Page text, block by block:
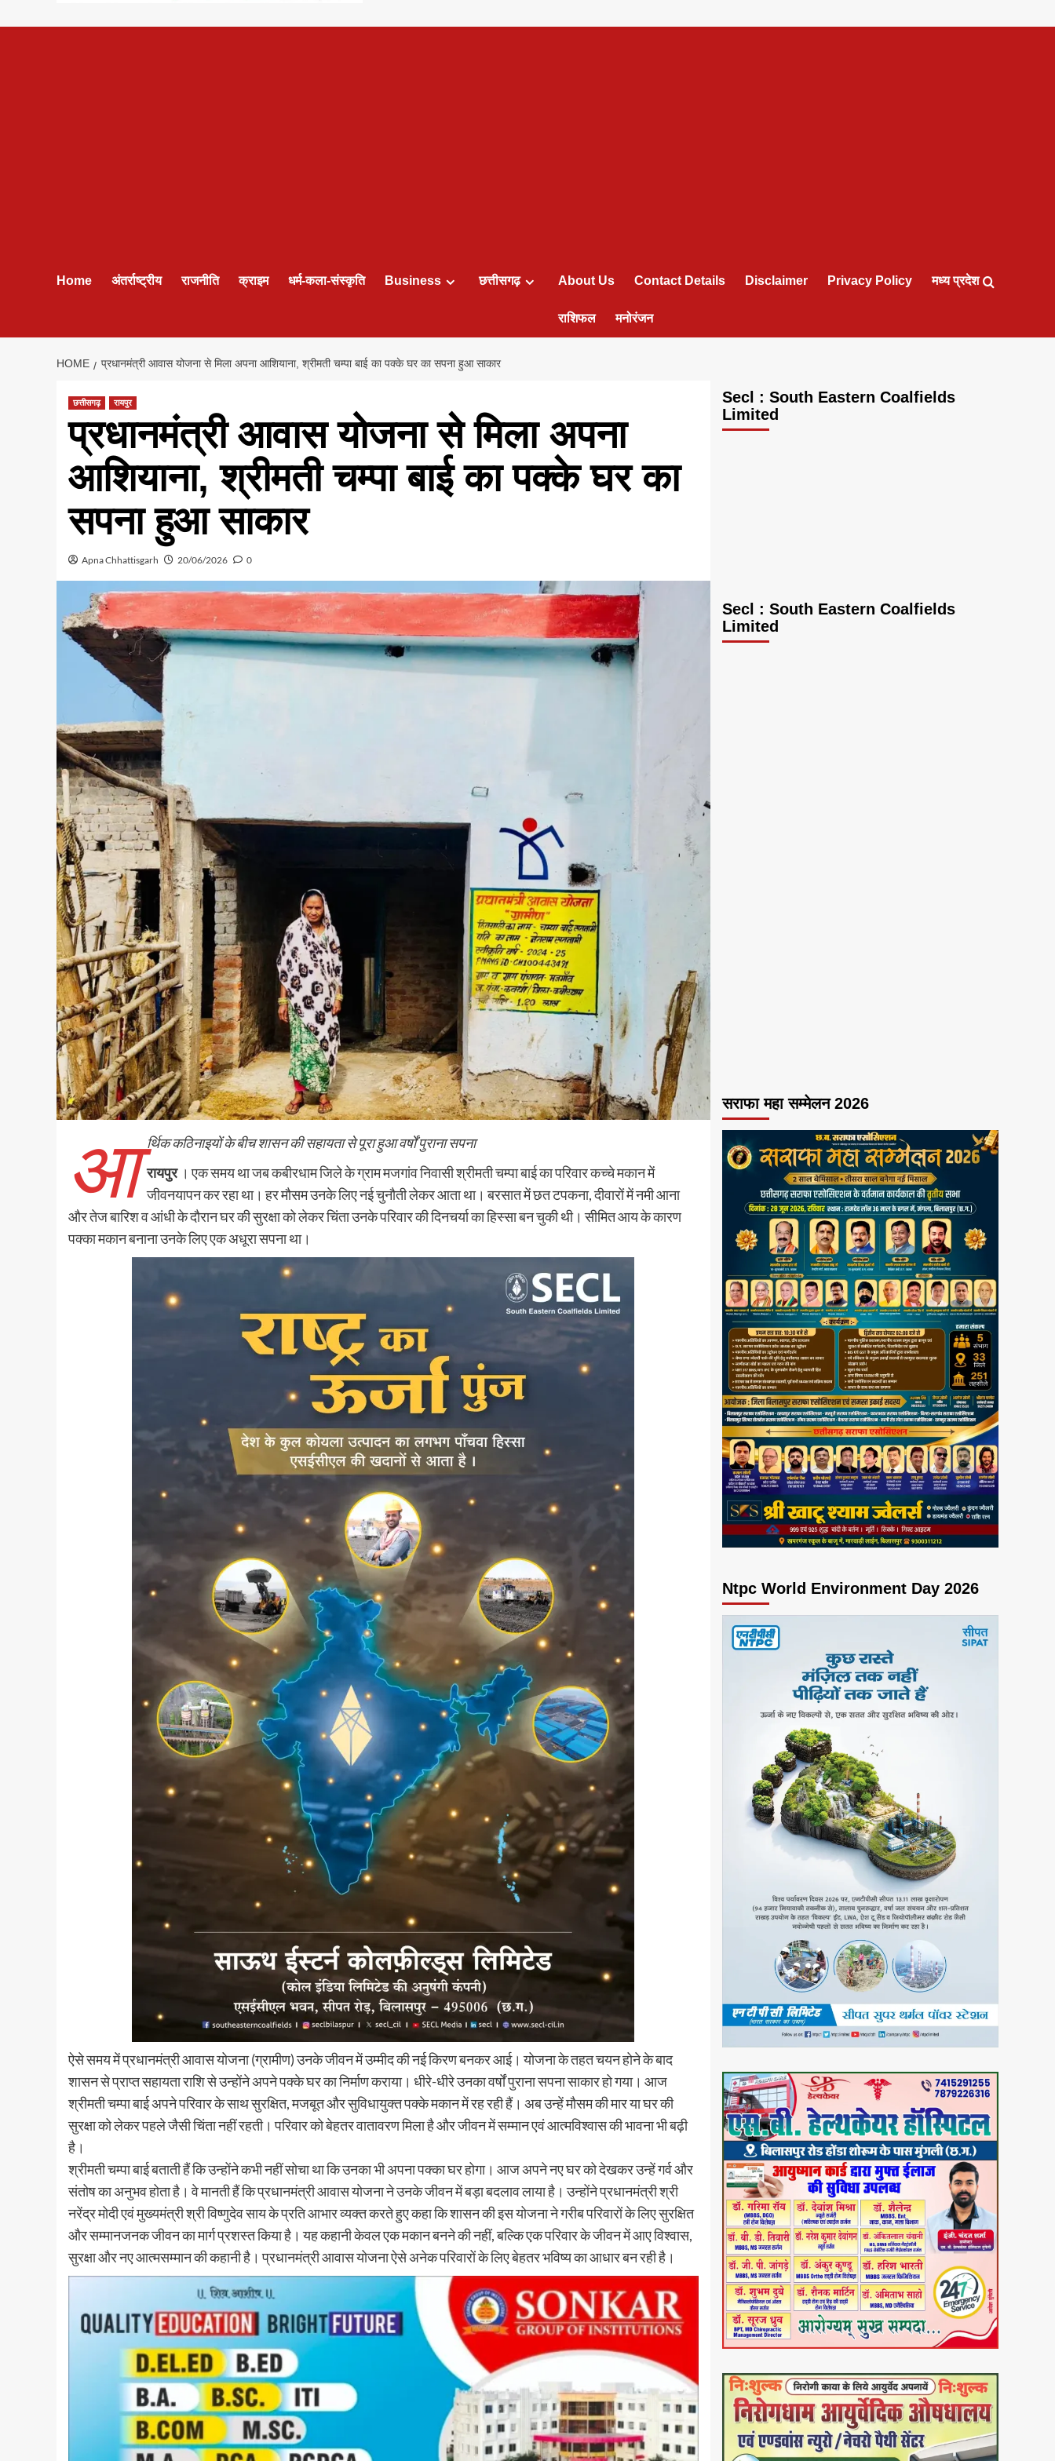
Home अंतर्राष्ट्रीय राजनीति क्राइम धर्म-कला-संस्कृति Business छत्तीसगढ़ About Us Contact Details Disclaimer Privacy Policy मध्य प्रदेश
राशिफल मनोरंजन
HOME प्रधानमंत्री आवास योजना से मिला अपना आशियाना, श्रीमती चम्पा बाई का पक्के घर का सपना हुआ साकार
छत्तीसगढ़ रायपुर
प्रधानमंत्री आवास योजना से मिला अपना
आशियाना, श्रीमती चम्पा बाई का पक्के घर का
सपना हुआ साकार
Apna Chhattisgarh 20/06/2026 0
आ र्थिक कठिनाइयों के बीच शासन की सहायता से पूरा हुआ वर्षों पुराना सपना
रायपुर। एक समय था जब कबीरधाम जिले के ग्राम मजगांव निवासी श्रीमती चम्पा बाई का परिवार कच्चे मकान में
जीवनयापन कर रहा था। हर मौसम उनके लिए नई चुनौती लेकर आता था। बरसात में छत टपकना, दीवारों में नमी आना
और तेज बारिश व आंधी के दौरान घर की सुरक्षा को लेकर चिंता उनके परिवार की दिनचर्या का हिस्सा बन चुकी थी। सीमित आय के कारण
पक्का मकान बनाना उनके लिए एक अधूरा सपना था।
ऐसे समय में प्रधानमंत्री आवास योजना (ग्रामीण) उनके जीवन में उम्मीद की नई किरण बनकर आई। योजना के तहत चयन होने के बाद
शासन से प्राप्त सहायता राशि से उन्होंने अपने पक्के घर का निर्माण कराया। धीरे-धीरे उनका वर्षों पुराना सपना साकार हो गया। आज
श्रीमती चम्पा बाई अपने परिवार के साथ सुरक्षित, मजबूत और सुविधायुक्त पक्के मकान में रह रही हैं। अब उन्हें मौसम की मार या घर की
सुरक्षा को लेकर पहले जैसी चिंता नहीं रहती। परिवार को बेहतर वातावरण मिला है और जीवन में सम्मान एवं आत्मविश्वास की भावना भी बढ़ी
है।
श्रीमती चम्पा बाई बताती हैं कि उन्होंने कभी नहीं सोचा था कि उनका भी अपना पक्का घर होगा। आज अपने नए घर को देखकर उन्हें गर्व और
संतोष का अनुभव होता है। वे मानती हैं कि प्रधानमंत्री आवास योजना ने उनके जीवन में बड़ा बदलाव लाया है। उन्होंने प्रधानमंत्री श्री
नरेंद्र मोदी एवं मुख्यमंत्री श्री विष्णुदेव साय के प्रति आभार व्यक्त करते हुए कहा कि शासन की इस योजना ने गरीब परिवारों के लिए सुरक्षित
और सम्मानजनक जीवन का मार्ग प्रशस्त किया है। यह कहानी केवल एक मकान बनने की नहीं, बल्कि एक परिवार के जीवन में आए विश्वास,
सुरक्षा और नए आत्मसम्मान की कहानी है। प्रधानमंत्री आवास योजना ऐसे अनेक परिवारों के लिए बेहतर भविष्य का आधार बन रही है।
Secl : South Eastern Coalfields
Limited
Secl : South Eastern Coalfields
Limited
सराफा महा सम्मेलन 2026
Ntpc World Environment Day 2026